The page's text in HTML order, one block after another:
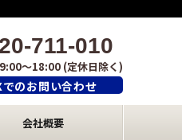
711-010
～18:00 (定休日除く)
でのお問い合わせ
会社概要